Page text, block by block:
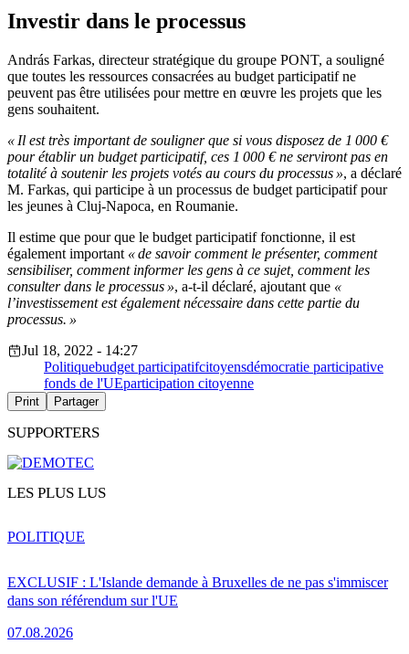
Investir dans le processus
András Farkas, directeur stratégique du groupe PONT, a souligné
que toutes les ressources consacrées au budget participatif ne
peuvent pas être utilisées pour mettre en œuvre les projets que les
gens souhaitent.
« Il est très important de souligner que si vous disposez de 1 000 €
pour établir un budget participatif, ces 1 000 € ne serviront pas en
totalité à soutenir les projets votés au cours du processus », a déclaré
M. Farkas, qui participe à un processus de budget participatif pour
les jeunes à Cluj-Napoca, en Roumanie.
Il estime que pour que le budget participatif fonctionne, il est
également important « de savoir comment le présenter, comment
sensibiliser, comment informer les gens à ce sujet, comment les
consulter dans le processus », a-t-il déclaré, ajoutant que «
l’investissement est également nécessaire dans cette partie du
processus. »
Jul 18, 2022 - 14:27
Politiquebudget participatifcitoyensdémocratie participative
fonds de l'UEparticipation citoyenne
Print Partager
SUPPORTERS
LES PLUS LUS
EXCLUSIF : L'Islande demande à Bruxelles de ne pas s'immiscer
dans son référendum sur l'UE
07.08.2026
POLITIQUE